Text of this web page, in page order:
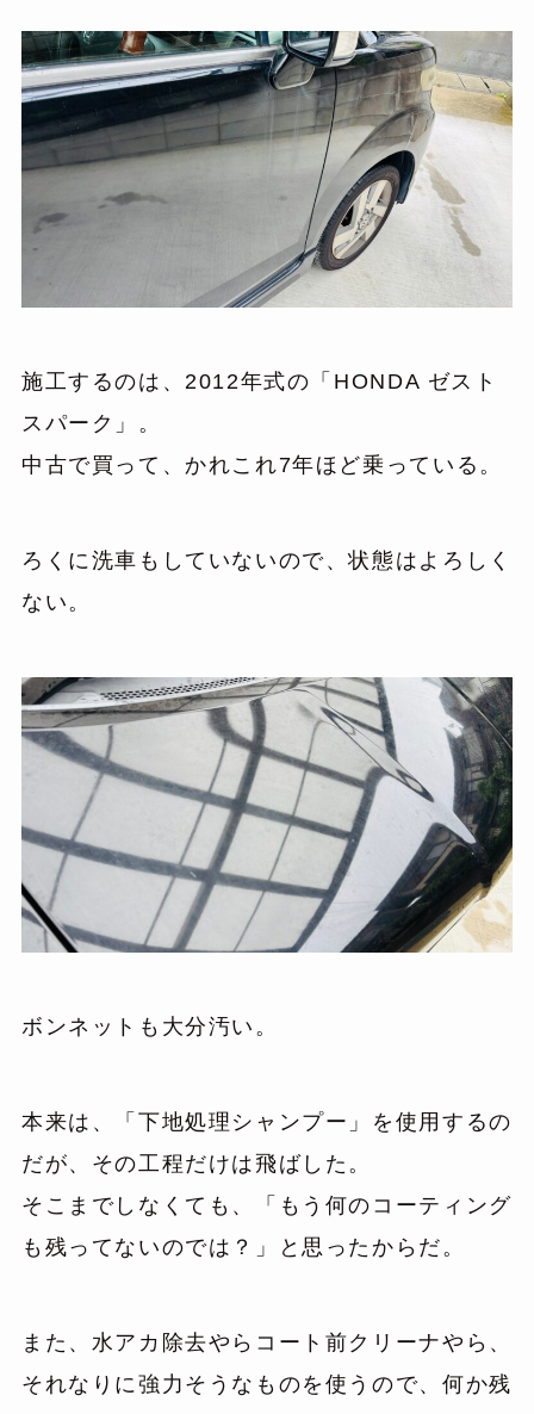
施工するのは、2012年式の「HONDA ゼスト
スパーク」。
中古で買って、かれこれ7年ほど乗っている。
ろくに洗車もしていないので、状態はよろしく
ない。
ボンネットも大分汚い。
本来は、「下地処理シャンプー」を使用するの
だが、その工程だけは飛ばした。
そこまでしなくても、「もう何のコーティング
も残ってないのでは？」と思ったからだ。
また、水アカ除去やらコート前クリーナやら、
それなりに強力そうなものを使うので、何か残